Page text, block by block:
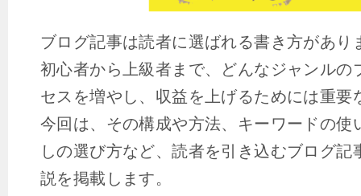
ブログ記事は読者に選ばれる書き方があり
初心者から上級者まで、どんなジャンルの
セスを増やし、収益を上げるためには重要
今回は、その構成や方法、キーワードの使
しの選び方など、読者を引き込むブログ記
説を掲載します。